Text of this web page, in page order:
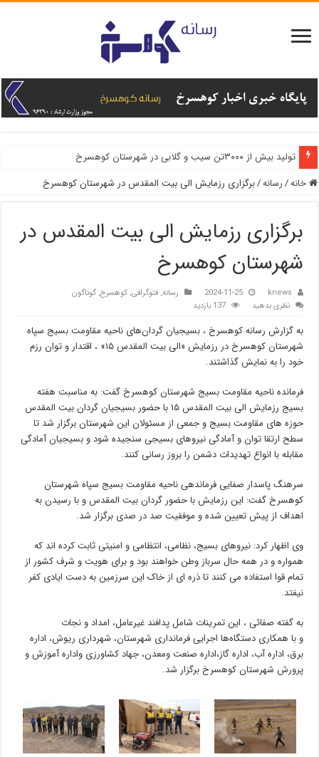
تولید بیش از ۳۰۰۰تن سیب و گلابی در شهرستان کوهسرخ
خانه/رسانه/برگزاری رزمایش الی بیت المقدس در شهرستان کوهسرخ
برگزاری رزمایش الی بیت المقدس در
شهرستان کوهسرخ
knews
2024-11-25 رسانه,فتوگرافی,کوهسرخ,گوناگون
نظری بدهید
137 بازدید
به گزارش رسانه کوهسرخ ، بسیجیان گردان‌های ناحیه مقاومت بسیج سپاه
شهرستان کوهسرخ در رزمایش «الی بیت المقدس ۱۵» ، اقتدار و توان رزم
خود را به نمایش گذاشتند.
فرمانده ناحیه مقاومت بسیج شهرستان کوهسرخ گفت: به مناسبت هفته
بسیج رزمایش الی بیت المقدس ۱۵ با حضور بسیجیان گردان بیت المقدس
حوزه های مقاومت بسیج و جمعی از مسئولان این شهرستان برگزار شد تا
سطح ارتقا توان و آمادگی نیروهای بسیجی سنجیده شود و بسیجیان آمادگی
مقابله با انواع تهدیدات دشمن را بروز رسانی کنند.
سرهنگ پاسدار صفایی فرماندهی ناحیه مقاومت بسیج سپاه شهرستان
کوهسرخ گفت: این رزمایش با حضور گردان‌ بیت المقدس و با رسیدن به
اهداف از پیش تعیین شده و موفقیت صد در صدی برگزار شد.
وی اظهار کرد: نیروهای بسیج، نظامی، انتظامی و امنیتی ثابت کرده‌ اند که
همواره و در همه حال سرباز وطن خواهند بود و برای هویت و شرف کشور از
تمام قوا استفاده می کنند تا ذره‌ ای از خاک این سرزمین به دست ایادی کفر
نیفتد.
به گفته صفائی ، این تمرینات شامل پدافند غیرعامل، امداد و نجات
و با همکاری دستگاه‌ها اجرایی فرمانداری شهرستان، شهرداری ریوش، اداره
برق، اداره آب، اداره گاز،اداره صنعت ومعدن، جهاد کشاورزی واداره آموزش و
پرورش شهرستان کوهسرخ برگزار شد.